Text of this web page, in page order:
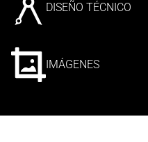
DISEÑO TÉCNICO
IMÁGENES